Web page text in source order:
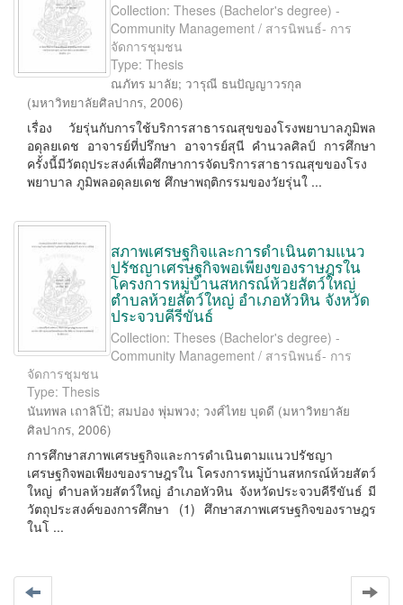
Collection: Theses (Bachelor's degree) -
Community Management / สารนิพนธ์- การ
จัดการชุมชน
Type: Thesis
ณภัทร มาลัย; วารุณี ธนปัญญาวรกุล
(มหาวิทยาลัยศิลปากร, 2006)
เรื่อง วัยรุ่นกับการใช้บริการสาธารณสุขของโรงพยาบาลภูมิพล
อดุลยเดช อาจารย์ที่ปรึกษา อาจารย์สุนี คํานวลศิลป์ การศึกษา
ครั้งนี้มีวัตถุประสงค์เพื่อศึกษาการจัดบริการสาธารณสุขของโรง
พยาบาล ภูมิพลอดุลยเดช ศึกษาพฤติกรรมของวัยรุ่นใ ...
สภาพเศรษฐกิจและการดำเนินตามแนว
ปรัชญาเศรษฐกิจพอเพียงของราษฎรใน
โครงการหมู่บ้านสหกรณ์ห้วยสัตว์ใหญ่
ตำบลห้วยสัตว์ใหญ่ อำเภอหัวหิน จังหวัด
ประจวบคีรีขันธ์
Collection: Theses (Bachelor's degree) -
Community Management / สารนิพนธ์- การ
จัดการชุมชน
Type: Thesis
นันทพล เถาลิโป้; สมปอง พุ่มพวง; วงศ์ไทย บุดดี (มหาวิทยาลัย
ศิลปากร, 2006)
การศึกษาสภาพเศรษฐกิจและการดําเนินตามแนวปรัชญา
เศรษฐกิจพอเพียงของราษฎรใน โครงการหมู่บ้านสหกรณ์ห้วยสัตว์
ใหญ่ ตําบลห้วยสัตว์ใหญ่ อําเภอหัวหิน จังหวัดประจวบคีรีขันธ์ มี
วัตถุประสงค์ของการศึกษา (1) ศึกษาสภาพเศรษฐกิจของราษฎร
ในโ ...